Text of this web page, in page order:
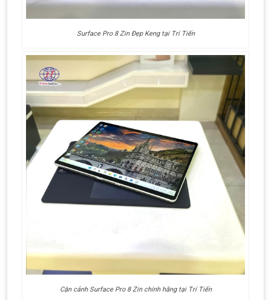
Surface Pro 8 Zin Đẹp Keng tại Trí Tiến
Cận cảnh Surface Pro 8 Zin chính hãng tại Trí Tiến